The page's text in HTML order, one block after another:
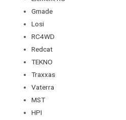
Gmade
Losi
RC4WD
Redcat
TEKNO
Traxxas
Vaterra
MST
HPI